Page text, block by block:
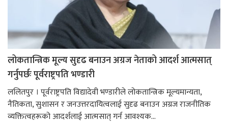
लोकतान्त्रिक मूल्य सुदृढ बनाउन अग्रज नेताको आदर्श आत्मसात्
गर्नुपर्छः पूर्वराष्ट्रपति भण्डारी
ललितपुर । पूर्वराष्ट्रपति विद्यादेवी भण्डारीले लोकतान्त्रिक मूल्यमान्यता,
नैतिकता, सुशासन र जनउत्तरदायित्वलाई सुदृढ बनाउन अग्रज राजनीतिक
व्यक्तित्वहरूको आदर्शलाई आत्मसात् गर्न आवश्यक...